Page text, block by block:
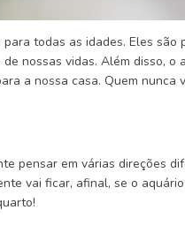
todas as idades. Eles são
nossas vidas. Além disso,
a nossa casa. Quem nunca
pensar em várias direções
vai ficar, afinal, se o